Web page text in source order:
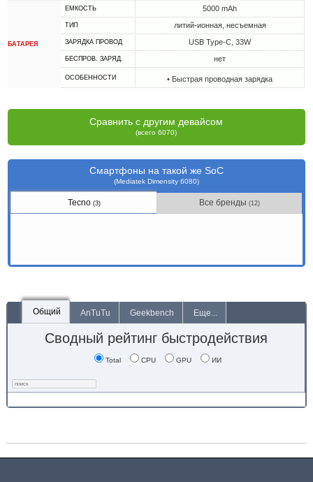
БАТАРЕЯ
ЕМКОСТЬ 5000 mAh
ТИП литий-ионная, несъемная
ЗАРЯДКА ПРОВОД USB Type-C, 33W
БЕСПРОВ. ЗАРЯД. нет
ОСОБЕННОСТИ • Быстрая проводная зарядка
Сравнить с другим девайсом
(всего 6070)
Смартфоны на такой же SoC
(Mediatek Dimensity 6080)
Tecno (3) Все бренды(12)
Общий AnTuTu Geekbench Еще...
Сводный рейтинг быстродействия
Total CPU GPU ИИ